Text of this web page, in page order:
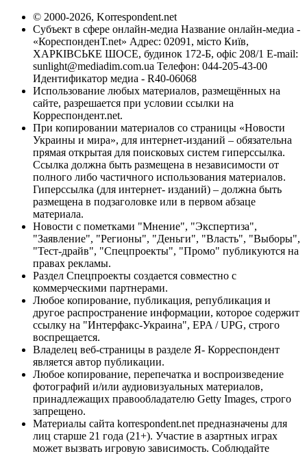
© 2000-2026, Korrespondent.net
Субъект в сфере онлайн-медиа Название онлайн-медиа -
«КореспонденТ.net» Адрес: 02091, місто Київ,
ХАРКІВСЬКЕ ШОСЕ, будинок 172-Б, офіс 208/1 E-mail:
sunlight@mediadim.com.ua Телефон: 044-205-43-00
Идентификатор медиа - R40-06068
Использование любых материалов, размещённых на
сайте, разрешается при условии ссылки на
Корреспондент.net.
При копировании материалов со страницы «Новости
Украины и мира», для интернет-изданий – обязательна
прямая открытая для поисковых систем гиперссылка.
Ссылка должна быть размещена в независимости от
полного либо частичного использования материалов.
Гиперссылка (для интернет- изданий) – должна быть
размещена в подзаголовке или в первом абзаце
материала.
Новости с пометками "Мнение", "Экспертиза",
"Заявление", "Регионы", "Деньги", "Власть", "Выборы",
"Тест-драйв", "Спецпроекты", "Промо" публикуются на
правах рекламы.
Раздел Спецпроекты создается совместно с
коммерческими партнерами.
Любое копирование, публикация, републикация и
другое распространение информации, которое содержит
ссылку на "Интерфакс-Украина", EPA / UPG, строго
воспрещается.
Владелец веб-страницы в разделе Я- Корреспондент
является автор публикации.
Любое копирование, перепечатка и воспроизведение
фотографий и/или аудиовизуальных материалов,
принадлежащих правообладателю Getty Images, строго
запрещено.
Материалы сайта korrespondent.net предназначены для
лиц старше 21 года (21+). Участие в азартных играх
может вызвать игровую зависимость. Соблюдайте